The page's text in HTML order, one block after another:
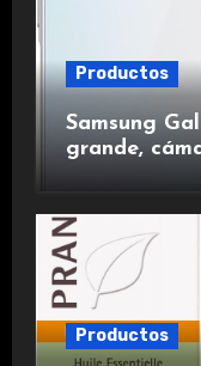
Productos
Samsung
grande,
duradera y
experiencia
Productos